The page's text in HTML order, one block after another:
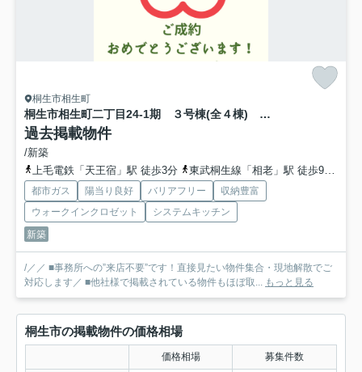
桐生市相生町
桐生市相生町二丁目24-1期 ３号棟(全４棟) リナージュ 新築建売分譲
過去掲載物件
/新築
上毛電鉄「天王宿」駅 徒歩3分
東武桐生線「相老」駅 徒歩9分
都市ガス 陽当り良好 バリアフリー
収納豊富
ウォークインクロゼット
システムキッチン
新築
/／／ ■事務所への”来店不要”です！直接見たい物件集合・現地解散でご
対応します／ ■他社様で掲載されている物件もほぼ取... もっと見る
桐生市の掲載物件の価格相場
価格相場 募集件数